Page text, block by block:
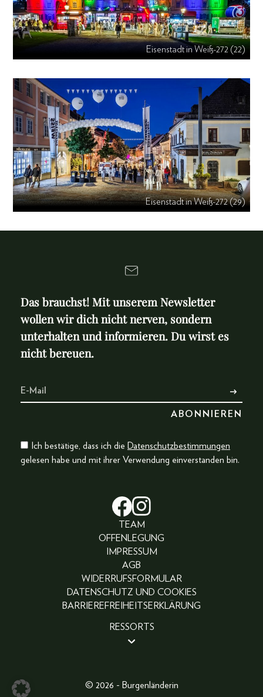
Eisenstadt in Weiß-272 (22)
Eisenstadt in Weiß-272 (29)
Das brauchst! Mit unserem Newsletter
wollen wir dich nicht nerven, sondern
unterhalten und informieren. Du wirst es
nicht bereuen.
Ich bestätige, dass ich die Datenschutzbestimmungen
gelesen habe und mit ihrer Verwendung einverstanden bin.
TEAM
OFFENLEGUNG
IMPRESSUM
AGB
WIDERRUFSFORMULAR
DATENSCHUTZ UND COOKIES
BARRIEREFREIHEITSERKLÄRUNG
RESSORTS
FASHION
© 2026 - Burgenländerin